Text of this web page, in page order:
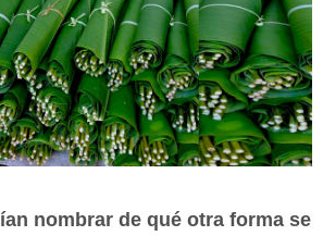
nombrar de qué otra forma se